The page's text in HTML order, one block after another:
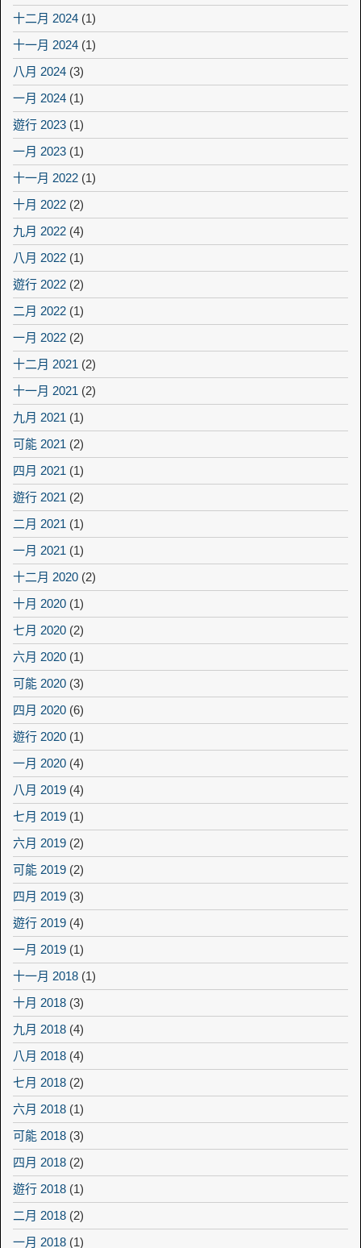
十二月 2024 (1)
十一月 2024 (1)
八月 2024 (3)
一月 2024 (1)
遊行 2023 (1)
一月 2023 (1)
十一月 2022 (1)
十月 2022 (2)
九月 2022 (4)
八月 2022 (1)
遊行 2022 (2)
二月 2022 (1)
一月 2022 (2)
十二月 2021 (2)
十一月 2021 (2)
九月 2021 (1)
可能 2021 (2)
四月 2021 (1)
遊行 2021 (2)
二月 2021 (1)
一月 2021 (1)
十二月 2020 (2)
十月 2020 (1)
七月 2020 (2)
六月 2020 (1)
可能 2020 (3)
四月 2020 (6)
遊行 2020 (1)
一月 2020 (4)
八月 2019 (4)
七月 2019 (1)
六月 2019 (2)
可能 2019 (2)
四月 2019 (3)
遊行 2019 (4)
一月 2019 (1)
十一月 2018 (1)
十月 2018 (3)
九月 2018 (4)
八月 2018 (4)
七月 2018 (2)
六月 2018 (1)
可能 2018 (3)
四月 2018 (2)
遊行 2018 (1)
二月 2018 (2)
一月 2018 (1)